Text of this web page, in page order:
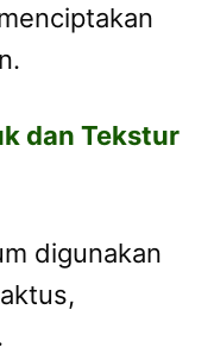
dan Tekstur
digunakan